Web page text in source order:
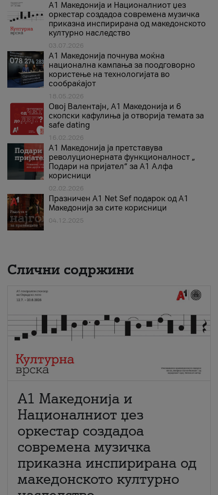
А1 Македонија и Националниот џез
оркестар создадоа современа музичка
приказна инспирирана од македонското
културно наследство
03.07.2026
A1 Македонија почнува моќна
национална кампања за поодговорно
користење на технологијата во
сообраќајот
18.05.2026
Овој Валентајн, A1 Македонија и 6
скопски кафулиња ја отворија темата за
safe dating
16.02.2026
А1 Македонија ја претставува
револуционерната функционалност „
Подари на пријател“ за А1 Алфа
корисници
02.02.2026
Празничен A1 Net Sеf подарок од А1
Македонија за сите корисници
04.12.2025
Слични содржини
А1 Македонија и
Националниот џез
оркестар создадоа
современа музичка
приказна инспирирана од
македонското културно